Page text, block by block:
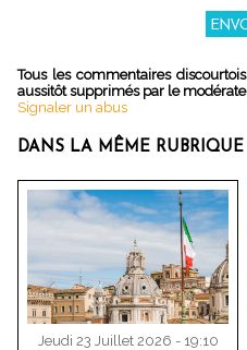
Tous les commentaires
aussitôt supprimés par le
Signaler un abus
DANS LA MÊME RUBRIQUE
Jeudi 23 Juillet 2026 - 19:10